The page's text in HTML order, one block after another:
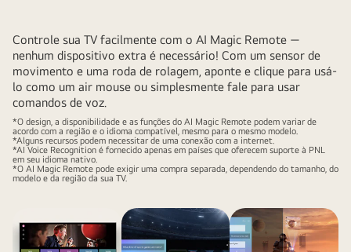
Controle sua TV facilmente com o AI Magic Remote —
nenhum dispositivo extra é necessário! Com um sensor de
movimento e uma roda de rolagem, aponte e clique para usá-
lo como um air mouse ou simplesmente fale para usar
comandos de voz.
*O design, a disponibilidade e as funções do AI Magic Remote podem variar de
acordo com a região e o idioma compatível, mesmo para o mesmo modelo.
*Alguns recursos podem necessitar de uma conexão com a internet.
*AI Voice Recognition é fornecido apenas em países que oferecem suporte à PNL
em seu idioma nativo.
*O AI Magic Remote pode exigir uma compra separada, dependendo do tamanho, do
modelo e da região da sua TV.